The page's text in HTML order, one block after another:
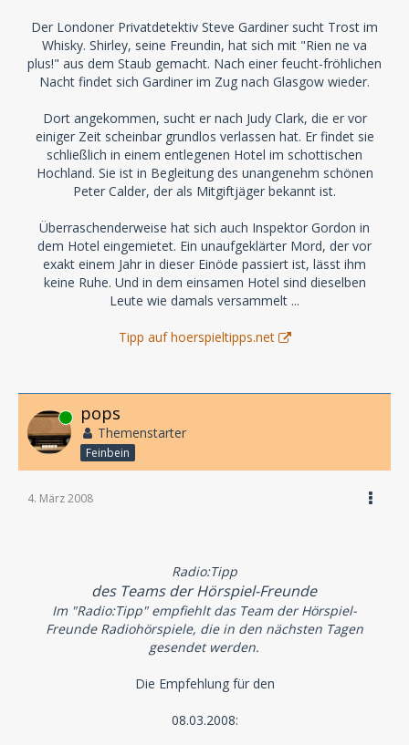
Der Londoner Privatdetektiv Steve Gardiner sucht Trost im
Whisky. Shirley, seine Freundin, hat sich mit "Rien ne va
plus!" aus dem Staub gemacht. Nach einer feucht-fröhlichen
Nacht findet sich Gardiner im Zug nach Glasgow wieder.
Dort angekommen, sucht er nach Judy Clark, die er vor
einiger Zeit scheinbar grundlos verlassen hat. Er findet sie
schließlich in einem entlegenen Hotel im schottischen
Hochland. Sie ist in Begleitung des unangenehm schönen
Peter Calder, der als Mitgiftjäger bekannt ist.
Überraschenderweise hat sich auch Inspektor Gordon in
dem Hotel eingemietet. Ein unaufgeklärter Mord, der vor
exakt einem Jahr in dieser Einöde passiert ist, lässt ihm
keine Ruhe. Und in dem einsamen Hotel sind dieselben
Leute wie damals versammelt ...
Tipp auf hoerspieltipps.net
Online pops
Themenstarter
Feinbein
4. März 2008
Radio:Tipp
des Teams der Hörspiel-Freunde
Im "Radio:Tipp" empfiehlt das Team der Hörspiel-
Freunde Radiohörspiele, die in den nächsten Tagen
gesendet werden.
Die Empfehlung für den
08.03.2008: